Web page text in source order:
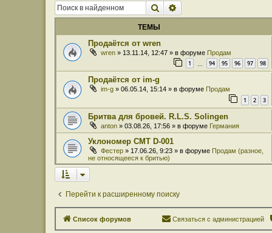
Поиск
ТЕМЫ
Продаётся от wren
wren » 13.11.14, 12:47 » в форуме Продам
1 94 95 96 97 98
Продаётся от im-g
im-g » 06.05.14, 15:14 » в форуме Продам
1 2 3
Бритва для бровей. R.L.S. Solingen
anton » 03.08.26, 17:56 » в форуме Германия
Уклономер СМТ D-001
Фестер » 17.06.26, 9:23 » в форуме Продам (разное,
не относящееся к бритью)
Перейти к расширенному поиску
Список форумов Связаться с администрацией